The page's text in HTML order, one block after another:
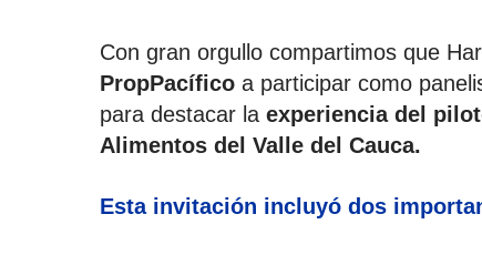
Con gran orgullo compartimos que
PropPacífico a participar como
para destacar la experiencia del
Alimentos del Valle del Cauca.
Esta invitación incluyó dos